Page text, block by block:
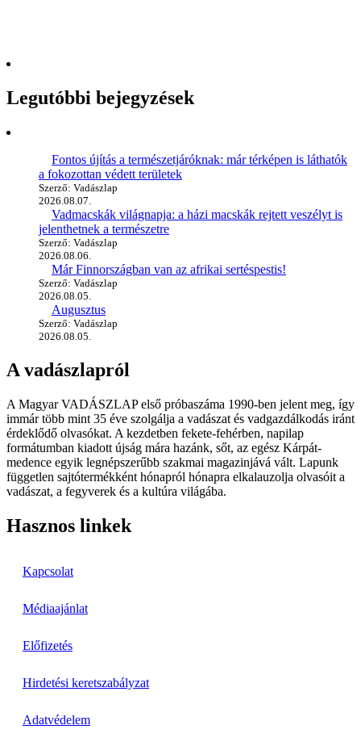
Legutóbbi bejegyzések
Fontos újítás a természetjáróknak: már térképen is láthatók
a fokozottan védett területek
Szerző: Vadászlap
2026.08.07.
Vadmacskák világnapja: a házi macskák rejtett veszélyt is
jelenthetnek a természetre
Szerző: Vadászlap
2026.08.06.
Már Finnországban van az afrikai sertéspestis!
Szerző: Vadászlap
2026.08.05.
Augusztus
Szerző: Vadászlap
2026.08.05.
A vadászlapról
A Magyar VADÁSZLAP első próbaszáma 1990-ben jelent meg, így
immár több mint 35 éve szolgálja a vadászat és vadgazdálkodás iránt
érdeklődő olvasókat. A kezdetben fekete-fehérben, napilap
formátumban kiadott újság mára hazánk, sőt, az egész Kárpát-
medence egyik legnépszerűbb szakmai magazinjává vált. Lapunk
független sajtótermékként hónapról hónapra elkalauzolja olvasóit a
vadászat, a fegyverek és a kultúra világába.
Hasznos linkek
Kapcsolat
Médiaajánlat
Előfizetés
Hirdetési keretszabályzat
Adatvédelem